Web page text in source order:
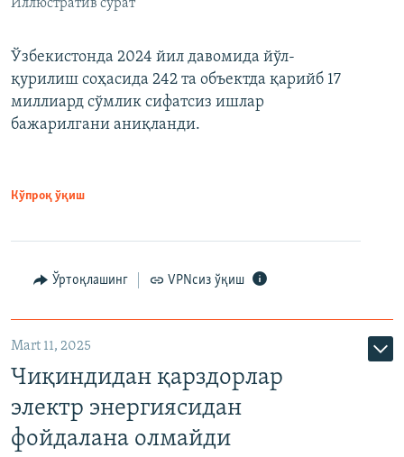
Иллюстратив сурат
Ўзбекистонда 2024 йил давомида йўл-
қурилиш соҳасида 242 та объектда қарийб 17
миллиард сўмлик сифатсиз ишлар
бажарилгани аниқланди.
Кўпроқ ўқиш
Ўртоқлашинг VPNсиз ўқиш
Mart 11, 2025
Чиқиндидан қарздорлар
электр энергиясидан
фойдалана олмайди